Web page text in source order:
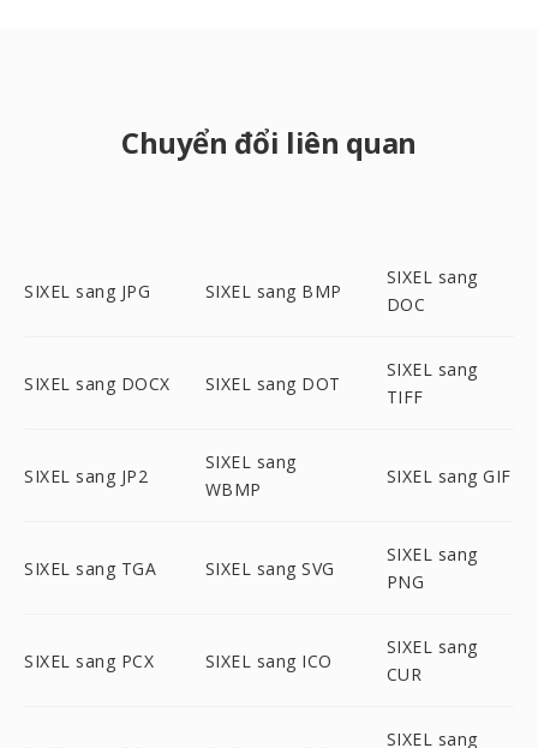
Chuyển đổi liên quan
SIXEL sang JPG SIXEL sang BMP
SIXEL sang
DOC
SIXEL sang DOCX SIXEL sang DOT
SIXEL sang
TIFF
SIXEL sang JP2
SIXEL sang
WBMP
SIXEL sang GIF
SIXEL sang TGA SIXEL sang SVG
SIXEL sang
PNG
SIXEL sang PCX SIXEL sang ICO
SIXEL sang
CUR
SIXEL sang